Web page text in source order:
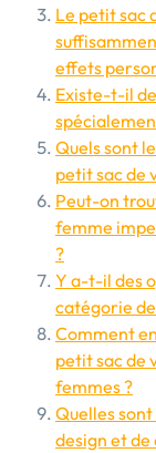
Le petit sac
effets
Existe-t-il
Quels sont
petit sac de
Peut-on
femme
?
Y a-t-il des
catégorie
Comment
petit sac de
femmes ?
Quelles
design et de